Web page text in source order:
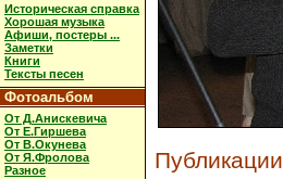
Историческая справка
Хорошая музыка
Афиши, постеры ...
Заметки
Книги
Тексты песен
Фотоальбом
От Д.Анискевича
От Е.Гиршева
От В.Окунева
От Я.Фролова
Разное
Публикации